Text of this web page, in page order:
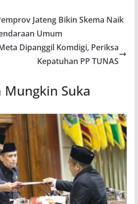
Jateng Bikin Skema Naik
Umum
Dipanggil Komdigi, Periksa
Kepatuhan PP TUNAS
Mungkin Suka